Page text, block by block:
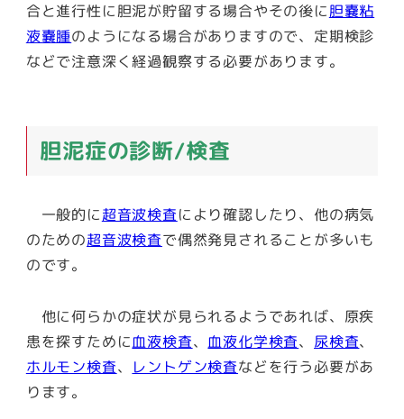
合と進行性に胆泥が貯留する場合やその後に胆嚢粘
液嚢腫のようになる場合がありますので、定期検診
などで注意深く経過観察する必要があります。
胆泥症の診断/検査
一般的に超音波検査により確認したり、他の病気
のための超音波検査で偶然発見されることが多いも
のです。
他に何らかの症状が見られるようであれば、原疾
患を探すために血液検査、 血液化学検査、 尿検査、
ホルモン検査、 レントゲン検査などを行う必要があ
ります。